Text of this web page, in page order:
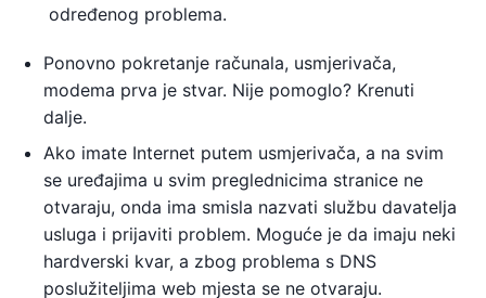
određenog problema.
Ponovno pokretanje računala, usmjerivača,
modema prva je stvar. Nije pomoglo? Krenuti
dalje.
Ako imate Internet putem usmjerivača, a na svim
se uređajima u svim preglednicima stranice ne
otvaraju, onda ima smisla nazvati službu davatelja
usluga i prijaviti problem. Moguće je da imaju neki
hardverski kvar, a zbog problema s DNS
poslužiteljima web mjesta se ne otvaraju.